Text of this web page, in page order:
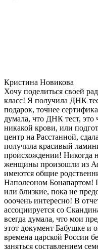
Кристина Новикова
Хочу поделиться своей
класс! Я получила ДНК
подарок, точнее
думала, что ДНК тест, это
никакой крови, или
центр на Расстанной,
получила красивый
происхождении! Никогда
женщины произошли из
имеются общие
Наполеоном Бонапартом!
или близкие, пока не
ооочень интересно! В
ассоциируется со
всегда думала, что мои
этот документ Бабушке и
времена царской России
заняться составлением